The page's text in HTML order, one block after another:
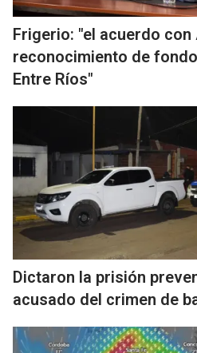
Frigerio: "el acuerdo
reconocimiento de
Entre Ríos"
Dictaron la prisión
acusado del crimen de